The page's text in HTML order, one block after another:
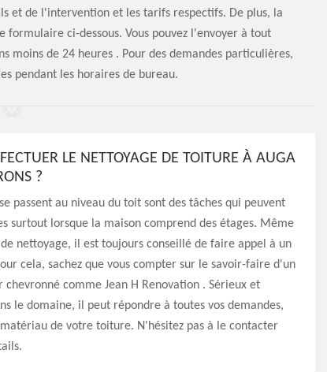
et de l'intervention et les tarifs respectifs. De plus, la
ci-dessous. Vous pouvez l'envoyer à tout
moins de 24 heures . Pour des demandes particulières,
pendant les horaires de bureau.
LE NETTOYAGE DE TOITURE À AUGA
?
passent au niveau du toit sont des tâches qui peuvent
surtout lorsque la maison comprend des étages. Même
nettoyage, il est toujours conseillé de faire appel à un
cela, sachez que vous compter sur le savoir-faire d'un
chevronné comme Jean H Renovation . Sérieux et
le domaine, il peut répondre à toutes vos demandes,
de votre toiture. N'hésitez pas à le contacter